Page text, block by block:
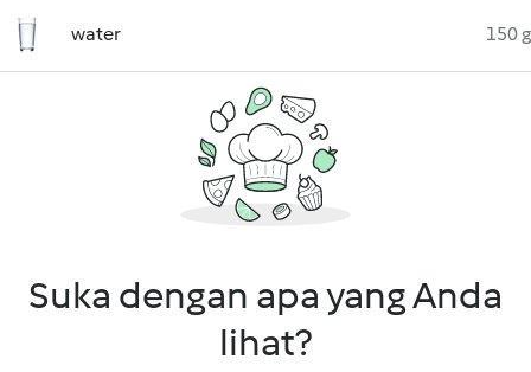
water 150 g
Suka dengan apa yang Anda
lihat?